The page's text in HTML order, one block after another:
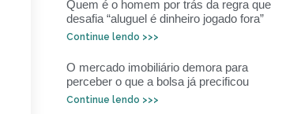
Quem é o homem por trás da regra que
desafia “aluguel é dinheiro jogado fora”
Continue lendo >>>
O mercado imobiliário demora para
perceber o que a bolsa já precificou
Continue lendo >>>